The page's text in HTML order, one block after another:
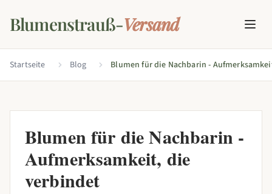
Blumenstrauß-Versand
Startseite Blog
Blumen für die Nachbarin -
Aufmerksamkeit, die
verbindet